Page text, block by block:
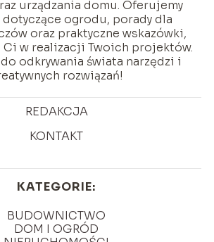
urządzania domu. Oferujemy
ogrodu, porady dla
oraz praktyczne wskazówki,
w realizacji Twoich projektów.
odkrywania świata narzędzi i
rozwiązań!
REDAKCJA
KONTAKT
KATEGORIE:
BUDOWNICTWO
DOM I OGRÓD